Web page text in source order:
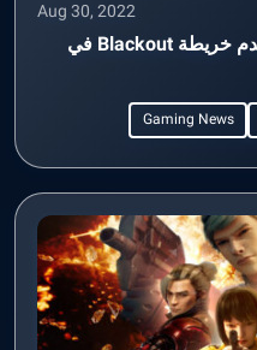
Aug 30, 2022
لعبة Call of Duty: Mobile تقدم خريطة Blackout في
Gaming News